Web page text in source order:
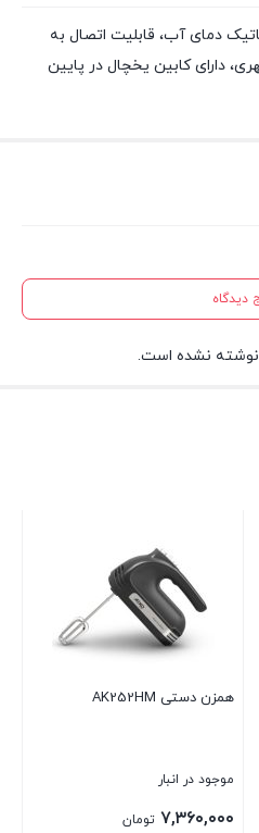
دمای آب، قابلیت اتصال به
دارای کابین یخچال در پایین
دیدگاه
نشده است.
همزن دستی AK252HM
موجود در انبار
۷,۳۶۰,۰۰۰ تومان